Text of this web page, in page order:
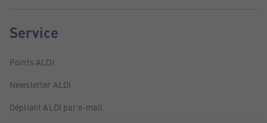
Service
Points ALDI
Newsletter ALDI
Dépliant ALDI par e-mail